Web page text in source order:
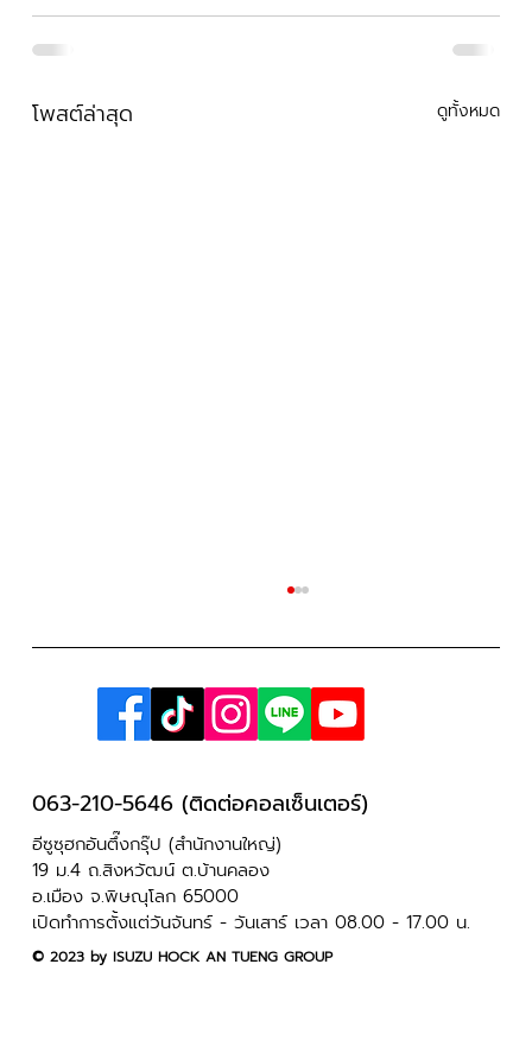
โพสต์ล่าสุด ดูทั้งหมด
แจ้งปิดทำการในวันที่ 3 มิถุนายน 2569
​© 2023 by ISUZU HOCK AN TUENG GROUP
063-210-5646 (ติดต่อคอลเซ็นเตอร์)
อีซูซุฮกอันตึ๊งกรุ๊ป (สำนักงานใหญ่)
19 ม.4 ถ.สิงหวัฒน์ ต.บ้านคลอง
อ.เมือง จ.พิษณุโลก 65000
เปิดทำการตั้งแต่วันจันทร์ - วันเสาร์ เวลา 08.00 - 17.00 น.